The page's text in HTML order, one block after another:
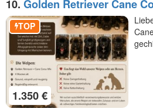
10. Golden Retriever Cane
1.350 €
TOP